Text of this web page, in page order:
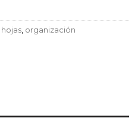
hojas, organización